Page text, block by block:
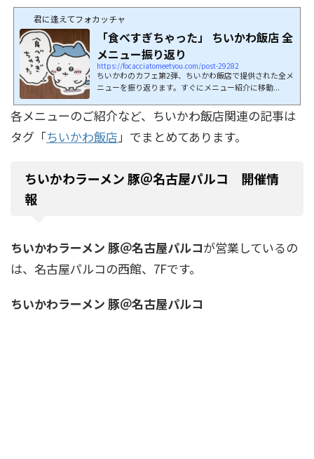
君に逢えてフォカッチャ
「食べすぎちゃった」 ちいかわ飯店 全
メニュー振り返り
https://focacciatomeetyou.com/post-29282
ちいかわのカフェ第2弾、ちいかわ飯店で提供された全メ
ニューを振り返ります。すぐにメニュー紹介に移動...
各メニューのご紹介など、ちいかわ飯店関連の記事は
タグ「ちいかわ飯店」でまとめてあります。
ちいかわラーメン 豚＠名古屋パルコ 開催情
報
ちいかわラーメン 豚＠名古屋パルコが営業しているの
は、名古屋パルコの西館、7Fです。
ちいかわラーメン 豚＠名古屋パルコ